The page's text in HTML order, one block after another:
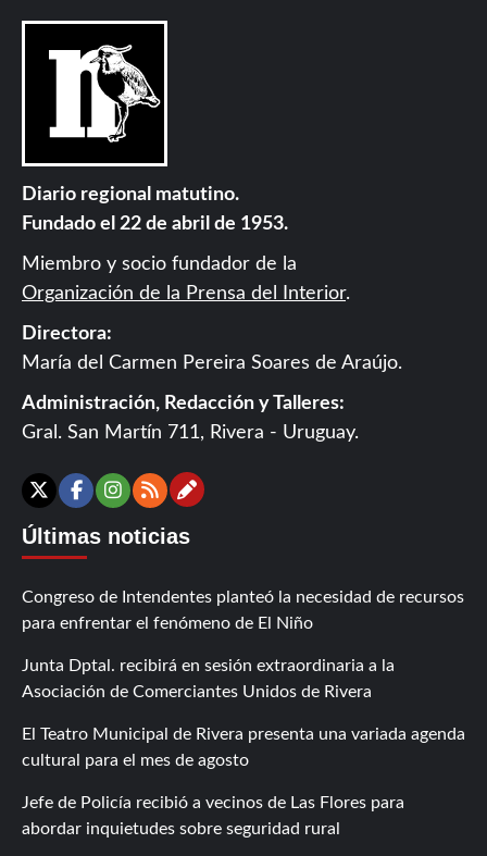
Diario regional matutino.
Fundado el 22 de abril de 1953.
Miembro y socio fundador de la
Organización de la Prensa del Interior.
Directora:
María del Carmen Pereira Soares de Araújo.
Administración, Redacción y Talleres:
Gral. San Martín 711, Rivera - Uruguay.
X Facebook
Instagram
RSSContáctanos
Últimas noticias
Congreso de Intendentes planteó la necesidad de recursos
para enfrentar el fenómeno de El Niño
Junta Dptal. recibirá en sesión extraordinaria a la
Asociación de Comerciantes Unidos de Rivera
El Teatro Municipal de Rivera presenta una variada agenda
cultural para el mes de agosto
Jefe de Policía recibió a vecinos de Las Flores para
abordar inquietudes sobre seguridad rural